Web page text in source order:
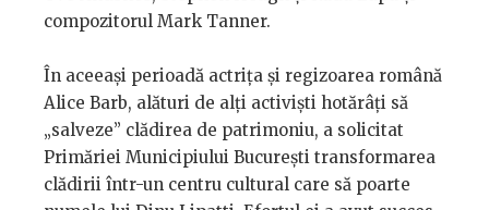
compozitorul Mark Tanner.
În aceeași perioadă actrița și regizoarea română
Alice Barb, alături de alți activiști hotărâți să
„salveze” clădirea de patrimoniu, a solicitat
Primăriei Municipiului București transformarea
clădirii într-un centru cultural care să poarte